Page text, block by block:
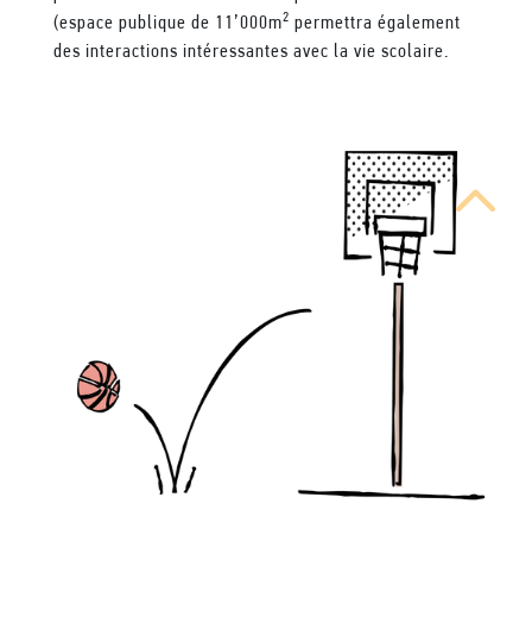
(espace publique de 11’000m2 permettra également
des interactions intéressantes avec la vie scolaire.
2